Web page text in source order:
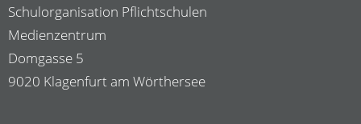
Schulorganisation Pflichtschulen
Medienzentrum
Domgasse 5
9020 Klagenfurt am Wörthersee